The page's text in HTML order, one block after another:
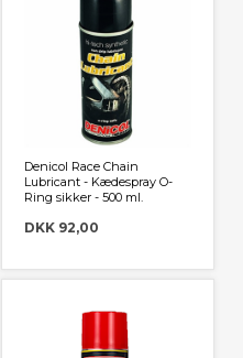
Denicol Race Chain
Lubricant - Kædespray O-
Ring sikker - 500 ml.
DKK 92,00